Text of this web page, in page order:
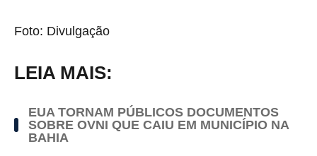
Foto: Divulgação
LEIA MAIS:
EUA TORNAM PÚBLICOS DOCUMENTOS
SOBRE OVNI QUE CAIU EM MUNICÍPIO NA
BAHIA